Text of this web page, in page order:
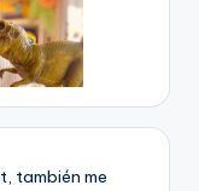
también me